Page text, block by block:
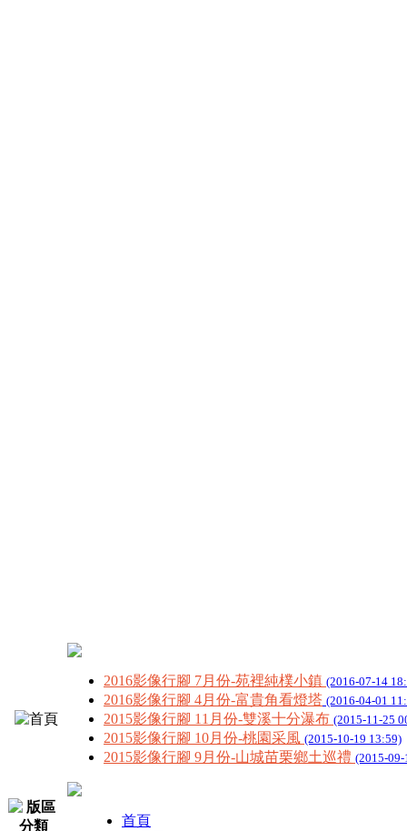
2016影像行腳 7月份-苑裡純樸小鎮 (2016-07-14
2016影像行腳 4月份-富貴角看燈塔 (2016-04-01
2015影像行腳 11月份-雙溪十分瀑布 (2015-11-25
2015影像行腳 10月份-桃園采風 (2015-10-19 13:59)
2015影像行腳 9月份-山城苗栗鄉土巡禮 (2015-
首頁